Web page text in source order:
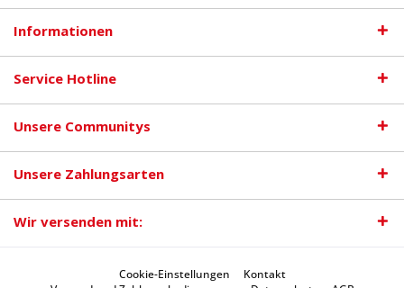
Informationen
Service Hotline
Unsere Communitys
Unsere Zahlungsarten
Wir versenden mit:
Cookie-Einstellungen
Kontakt